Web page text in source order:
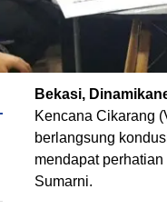
Bekasi,
Kencana Cikarang
berlangsung
mendapat
Sumarni.